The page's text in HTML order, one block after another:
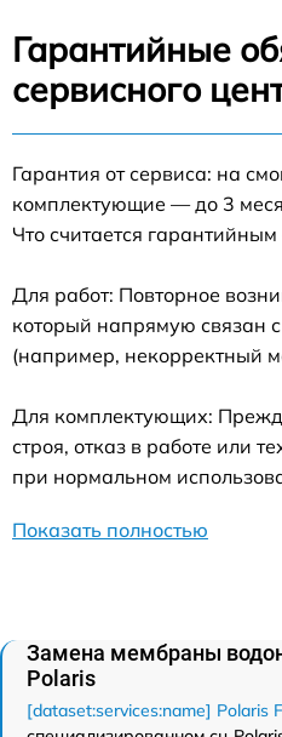
Гарантийные
сервисного
Гарантия от сервиса: на
комплектующие — до 3
Что считается
Для работ: Повторное
который напрямую связан
(например, некорректный
Для комплектующих:
строя, отказ в работе или
при нормальном
Показать полностью
Замена мембраны
Polaris
[dataset:services:name] Polaris